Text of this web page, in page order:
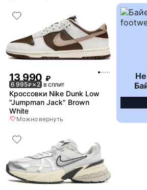
13 990 ₽
6 995₽× 2 в сплит
Кроссовки Nike Dunk Low
"Jumpman Jack" Brown
White
Можно вернуть